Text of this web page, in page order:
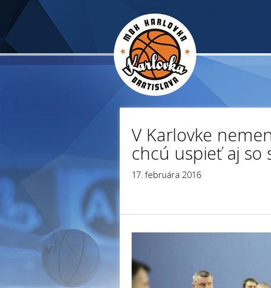
V Karlovke
chcú uspieť aj so
17. februára 2016